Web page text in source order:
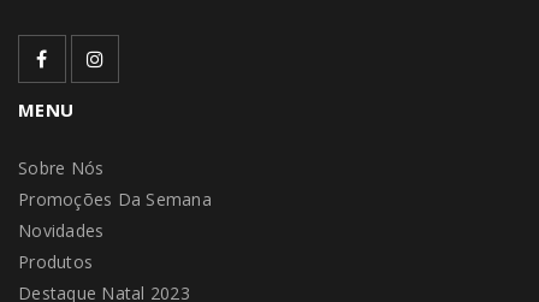
MENU
Sobre Nós
Promoções Da Semana
Novidades
Produtos
Destaque Natal 2023